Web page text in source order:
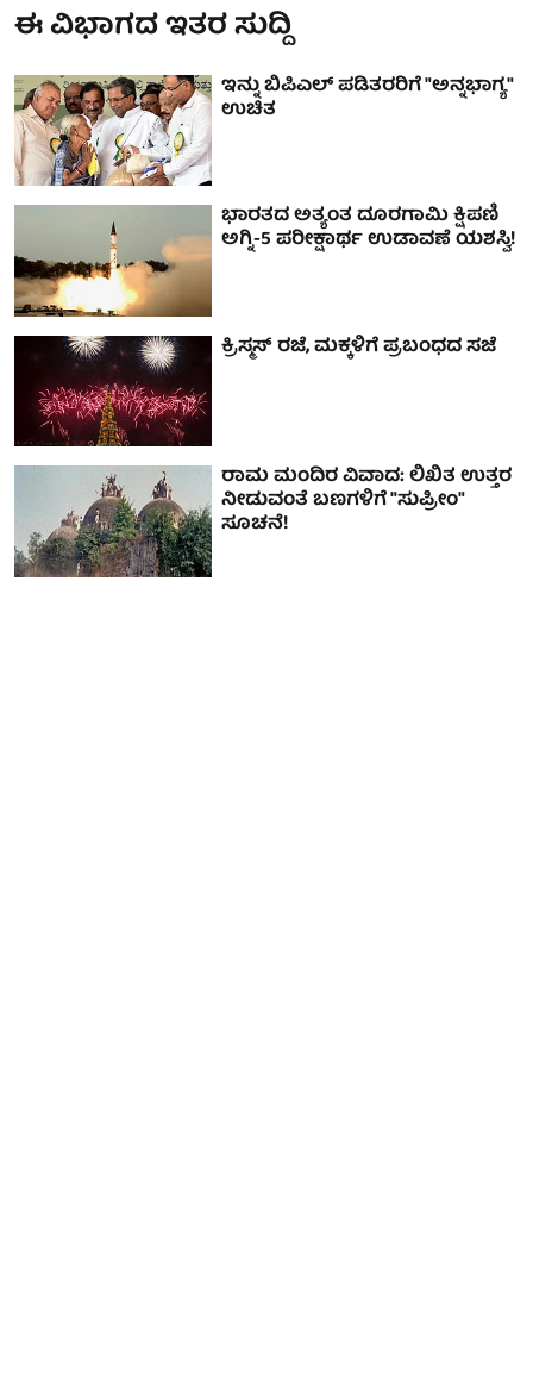
ಈ ವಿಭಾಗದ ಇತರ ಸುದ್ದಿ
ಇನ್ನು ಬಿಪಿಎಲ್ ಪಡಿತರರಿಗೆ "ಅನ್ನಭಾಗ್ಯ"
ಉಚಿತ
ಭಾರತದ ಅತ್ಯಂತ ದೂರಗಾಮಿ ಕ್ಷಿಪಣಿ
ಅಗ್ನಿ-5 ಪರೀಕ್ಷಾರ್ಥ ಉಡಾವಣೆ ಯಶಸ್ವಿ!
ಕ್ರಿಸ್ಮಸ್ ರಜೆ, ಮಕ್ಕಳಿಗೆ ಪ್ರಬಂಧದ ಸಜೆ
ರಾಮ ಮಂದಿರ ವಿವಾದ: ಲಿಖಿತ ಉತ್ತರ
ನೀಡುವಂತೆ ಬಣಗಳಿಗೆ "ಸುಪ್ರೀಂ"
ಸೂಚನೆ!